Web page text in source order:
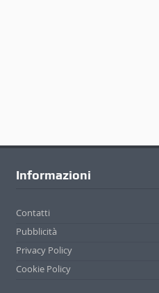
Informazioni
Contatti
Pubblicità
Privacy Policy
Cookie Policy